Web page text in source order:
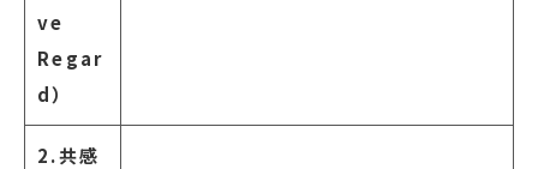
ve
Regar
d）
2.共感